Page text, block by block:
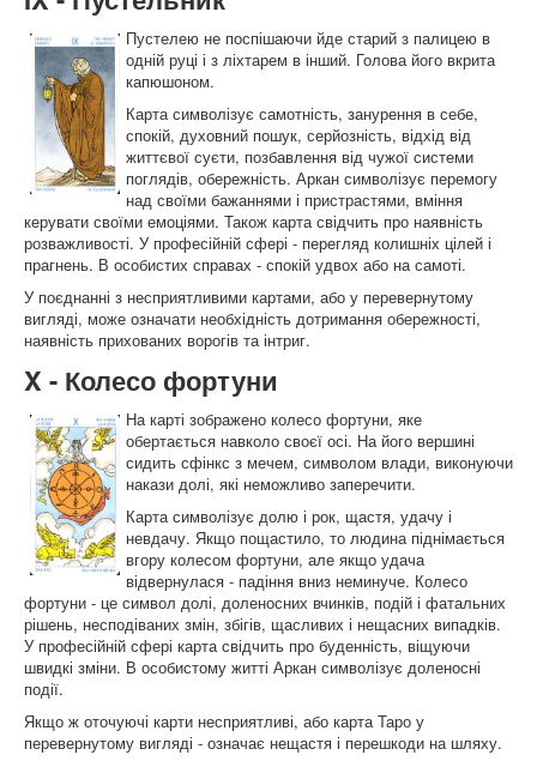
Пустелею не поспішаючи йде старий з палицею в
одній руці і з ліхтарем в інший. Голова його вкрита
капюшоном.
Карта символізує самотність, занурення в себе,
спокій, духовний пошук, серйозність, відхід від
життєвої суєти, позбавлення від чужої системи
поглядів, обережність. Аркан символізує перемогу
над своїми бажаннями і пристрастями, вміння
керувати своїми емоціями. Також карта свідчить про наявність
розважливості. У професійній сфері - перегляд колишніх цілей і
прагнень. В особистих справах - спокій удвох або на самоті.
У поєднанні з несприятливими картами, або у перевернутому
вигляді, може означати необхідність дотримання обережності,
наявність прихованих ворогів та інтриг.
X - Колесо фортуни
На карті зображено колесо фортуни, яке
обертається навколо своєї осі. На його вершині
сидить сфінкс з мечем, символом влади, виконуючи
накази долі, які неможливо заперечити.
Карта символізує долю і рок, щастя, удачу і
невдачу. Якщо пощастило, то людина піднімається
вгору колесом фортуни, але якщо удача
відвернулася - падіння вниз неминуче. Колесо
фортуни - це символ долі, доленосних вчинків, подій і фатальних
рішень, несподіваних змін, збігів, щасливих і нещасних випадків.
У професійній сфері карта свідчить про буденність, віщуючи
швидкі зміни. В особистому житті Аркан символізує доленосні
події.
Якщо ж оточуючі карти несприятливі, або карта Таро у
перевернутому вигляді - означає нещастя і перешкоди на шляху.